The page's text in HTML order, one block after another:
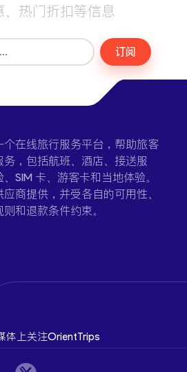
、热门折扣等信息
订阅
在线旅行服务平台，帮助旅客
，包括航班、酒店、接送服
SIM 卡、游客卡和当地体验。
商提供，并受各自的可用性、
和退款条件约束。
体上关注OrientTrips